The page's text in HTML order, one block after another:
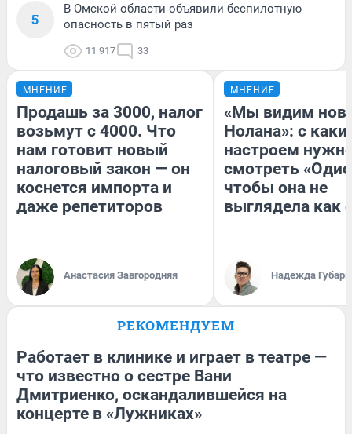
5
В Омской области объявили беспилотную
опасность в пятый раз
11 917 33
МНЕНИЕ
Продашь за 3000, налог
возьмут с 4000. Что
нам готовит новый
налоговый закон — он
коснется импорта и
даже репетиторов
Анастасия Завгородняя
МНЕНИЕ
«Мы видим
Нолана»: с
настроем
смотреть
чтобы она не
выглядела как
Надежда Губарь
РЕКОМЕНДУЕМ
Работает в клинике и играет в театре —
что известно о сестре Вани
Дмитриенко, оскандалившейся на
концерте в «Лужниках»